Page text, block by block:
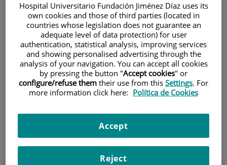
Pacientes y visitantes
Hospital Universitario Fundación Jiménez Díaz uses its
own cookies and those of third parties (located in
countries whose legislation does not guarantee an
adequate level of data protection) for user
authentication, statistical analysis, improving services
and showing personalised advertising through the
analysis of your navigation. You can accept all cookies
by pressing the button "Accept cookies" or
configure/refuse them their use from this Settings. For
more information click here: Política de Cookies
Reject
Accept